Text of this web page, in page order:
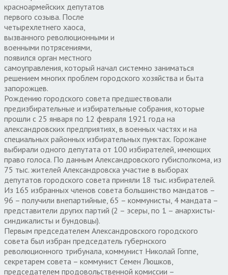
красноармейских депутатов
первого созыва. После
четырехлетнего хаоса,
вызванного революционными и
военными потрясениями,
появился орган местного
самоуправления, который начал системно заниматься
решением многих проблем городского хозяйства и быта
запорожцев.
Рождению городского совета предшествовали
предизбирательные и избирательные собрания, которые
прошли с 25 января по 12 февраля 1921 года на
александровских предприятиях, в военных частях и на
специальных районных избирательных пунктах. Горожане
выбирали одного депутата от 100 избирателей, имеющих
право голоса. По данным Александровского губисполкома, из
75 тыс. жителей Александровска участие в выборах
депутатов городского совета приняли 18 тыс. избирателей.
Из 165 избранных членов совета большинство мандатов –
96 – получили внепартийные, 65 – коммунисты, 4 мандата –
представители других партий (2 – эсеры, по 1 – анархисты-
синдикалисты и бундовцы).
Первым председателем Александровского городского
совета был избран председатель губернского
революционного трибунала, коммунист Николай Гоппе,
секретарем совета – коммунист Семен Люшков,
председателем продовольственной комиссии –